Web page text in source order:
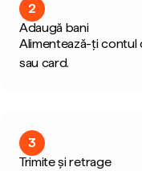
2
Adaugă bani
Alimentează-ți contul
sau card.
3
Trimite și retrage